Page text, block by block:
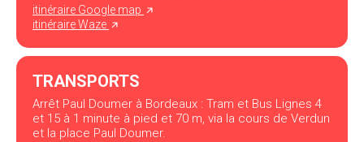
itinéraire Google map
itinéraire Waze
TRANSPORTS
Arrêt Paul Doumer à Bordeaux : Tram et Bus Lignes 4
et 15 à 1 minute à pied et 70 m, via la cours de Verdun
et la place Paul Doumer.